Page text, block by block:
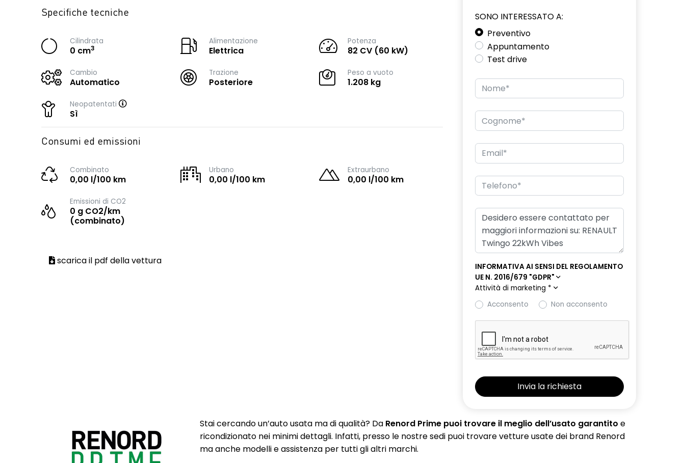
Specifiche tecniche
Cilindrata
0 cm3
Alimentazione
Elettrica
Potenza
82 CV (60 kW)
Cambio
Automatico
Trazione
Posteriore
Peso a vuoto
1.208 kg
Neopatentati
Sì
Consumi ed emissioni
Combinato
0,00 l/100 km
Urbano
0,00 l/100 km
Extraurbano
0,00 l/100 km
Emissioni di CO2
0 g CO2/km
(combinato)
scarica il pdf della vettura
SONO INTERESSATO A:
Preventivo
Appuntamento
Test drive
INFORMATIVA AI SENSI DEL REGOLAMENTO
UE N. 2016/679 "GDPR"
Attività di marketing *
Acconsento
Non acconsento
Stai cercando un’auto usata ma di qualità? DaRenord Prime puoi trovare il meglio dell’usato garantito e
ricondizionato nei minimi dettagli. Infatti, presso le nostre sedi puoi trovare vetture usate dei brand Renord
ma anche modelli e assistenza per tutti gli altri marchi.